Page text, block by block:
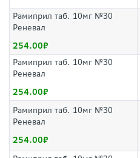
Рамиприл таб. 10мг №30
Реневал
254.00
Рамиприл таб. 10мг №30
Реневал
254.00
Рамиприл таб. 10мг №30
Реневал
254.00